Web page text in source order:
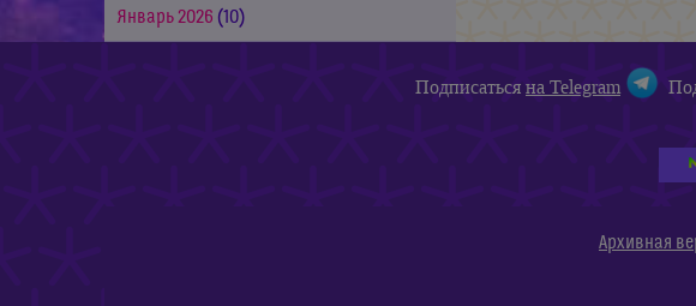
Январь 2026 (10)
Подписатьсяна Telegram
Архивная